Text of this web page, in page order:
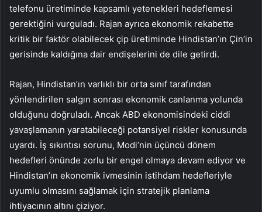
telefonu üretiminde kapsamlı yetenekleri hedeflemesi
gerektiğini vurguladı. Rajan ayrıca ekonomik rekabette
kritik bir faktör olabilecek çip üretiminde Hindistan’ın Çin’in
gerisinde kaldığına dair endişelerini de dile getirdi.
Rajan, Hindistan’ın varlıklı bir orta sınıf tarafından
yönlendirilen salgın sonrası ekonomik canlanma yolunda
olduğunu doğruladı. Ancak ABD ekonomisindeki ciddi
yavaşlamanın yaratabileceği potansiyel riskler konusunda
uyardı. İş sıkıntısı sorunu, Modi’nin üçüncü dönem
hedefleri önünde zorlu bir engel olmaya devam ediyor ve
Hindistan’ın ekonomik ivmesinin istihdam hedefleriyle
uyumlu olmasını sağlamak için stratejik planlama
ihtiyacının altını çiziyor.